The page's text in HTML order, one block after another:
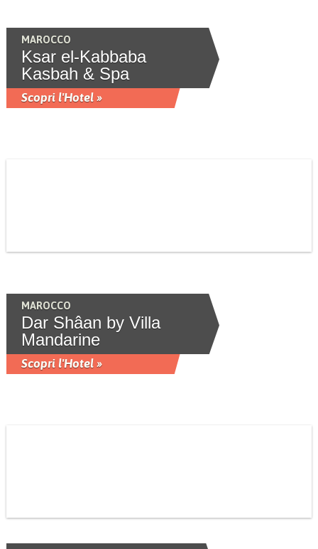
MAROCCO
Ksar el-Kabbaba
Kasbah & Spa
Scopri l'Hotel »
MAROCCO
Dar Shâan by Villa
Mandarine
Scopri l'Hotel »